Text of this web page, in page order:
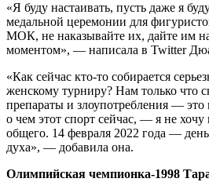
«Я буду настаивать, пусть даже я
медальной церемонии для
МОК, не наказывайте их, дайте им
моментом», — написала в Twitter
«Как сейчас кто-то собирается
женскому турниру? Нам только что
препараты и злоупотребления — это
о чем этот спорт сейчас, — я не
общего. 14 февраля 2022 года —
духа», — добавила она.
Олимпийская чемпионка-1998